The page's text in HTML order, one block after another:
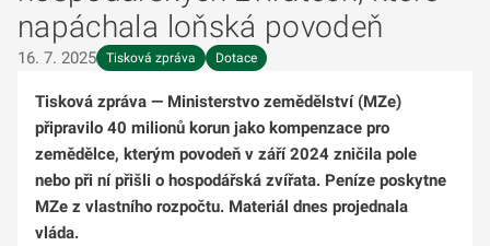
napáchala loňská povodeň
16. 7. 2025 Tisková zpráva Dotace
Tisková zpráva — Ministerstvo zemědělství (MZe)
připravilo 40 milionů korun jako kompenzace pro
zemědělce, kterým povodeň v září 2024 zničila pole
nebo při ní přišli o hospodářská zvířata. Peníze poskytne
MZe z vlastního rozpočtu. Materiál dnes projednala
vláda.